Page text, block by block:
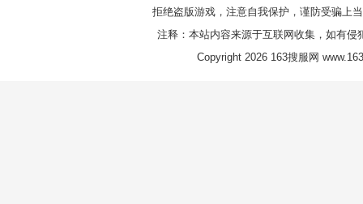
拒绝盗版游戏，注意自我保护，谨防受骗上
注释：本站内容来源于互联网收集，如有
Copyright 2026 163搜服网